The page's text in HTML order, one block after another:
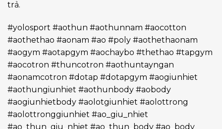
trả.
#yolosport #aothun #aothunnam #aocotton
#aothethao #aonam #ao #poly #aothethaonam
#aogym #aotapgym #aochaybo #thethao #tapgym
#aocotron #thuncotron #aothuntayngan
#aonamcotron #dotap #dotapgym #aogiunhiet
#aothungiunhiet #aothunbody #aobody
#aogiunhietbody #aolotgiunhiet #aolottrong
#aolottronggiunhiet #ao_giu_nhiet
#ao_thun_giu_nhiet #ao_thun_body #ao_body